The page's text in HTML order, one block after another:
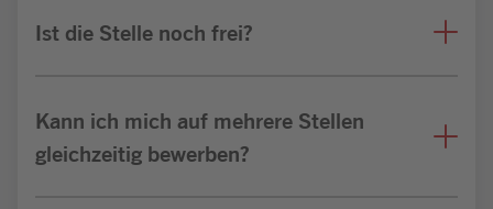
Ist die Stelle noch frei?
Kann ich mich auf mehrere Stellen
gleichzeitig bewerben?